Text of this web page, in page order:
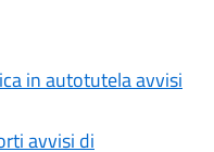
in autotutela avvisi
avvisi di